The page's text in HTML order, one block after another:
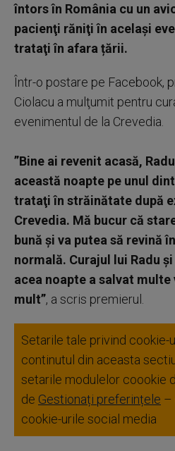
întors în România cu un
pacienţi răniţi în acelaşi
trataţi în afara țării.
Într-o postare pe Facebook,
Ciolacu a mulţumit pentru
evenimentul de la Crevedia.
”Bine ai revenit acasă,
această noapte pe unul
trataţi în străinătate după
Crevedia. Mă bucur că
bună şi va putea să revină
normală. Curajul lui Radu
acea noapte a salvat
mult”, a scris premierul.
Setarile tale privind cookie-
continutul din aceasta
setarile modulelor coookie
de Gestionați preferințele –
cookie-urile social media